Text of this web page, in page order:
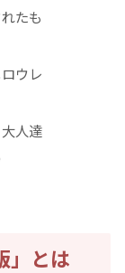
たも
ウレ
人達
」とは